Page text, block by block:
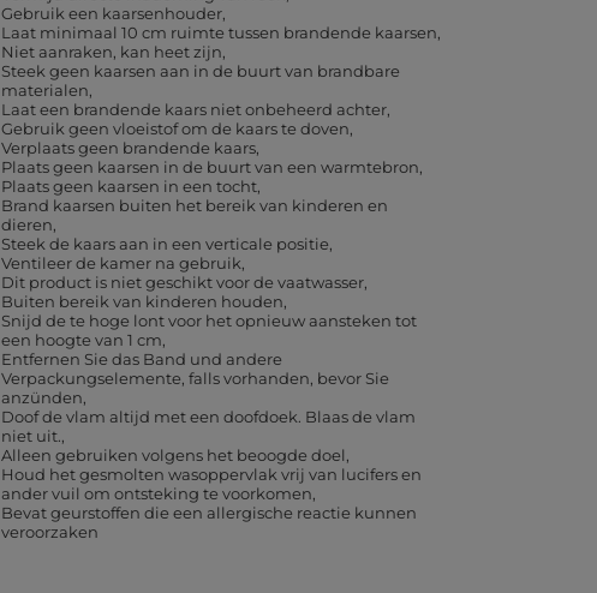
Gebruik een kaarsenhouder
Laat minimaal 10 cm ruimte tussen brandende kaarsen
Niet aanraken, kan heet zijn
Steek geen kaarsen aan in de buurt van brandbare
materialen
Laat een brandende kaars niet onbeheerd achter
Gebruik geen vloeistof om de kaars te doven
Verplaats geen brandende kaars
Plaats geen kaarsen in de buurt van een warmtebron
Plaats geen kaarsen in een tocht
Brand kaarsen buiten het bereik van kinderen en
dieren
Steek de kaars aan in een verticale positie
Ventileer de kamer na gebruik
Dit product is niet geschikt voor de vaatwasser
Buiten bereik van kinderen houden
Snijd de te hoge lont voor het opnieuw aansteken tot
een hoogte van 1 cm
Entfernen Sie das Band und andere
Verpackungselemente, falls vorhanden, bevor Sie
anzünden
Doof de vlam altijd met een doofdoek. Blaas de vlam
niet uit.
Alleen gebruiken volgens het beoogde doel
Houd het gesmolten wasoppervlak vrij van lucifers en
ander vuil om ontsteking te voorkomen
Bevat geurstoffen die een allergische reactie kunnen
veroorzaken